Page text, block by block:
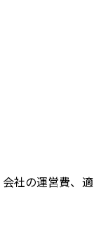
社の運営費、適